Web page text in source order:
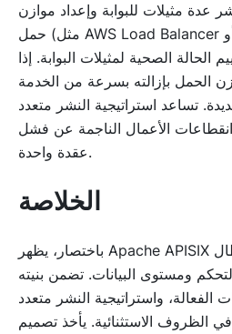
عدة مثيلات للبوابة وإعداد موازن
حمل (مثل AWS Load Balancer أو F5) بينها. تحتوي هذه الموازنات
الحالة الصحية لمثيلات البوابة. إذا
الحمل بإزالته بسرعة من الخدمة
تساعد استراتيجية النشر متعدد
الأعمال الناجمة عن فشل
عقدة واحدة.
الخلاصة
باختصار، يظهر Apache APISIX استقرارًا وقدرة تحمل أعطال
ومستوى البيانات. تضمن بنيته
الفعالة، واستراتيجية النشر متعدد
الظروف الاستثنائية. يأخذ تصميم